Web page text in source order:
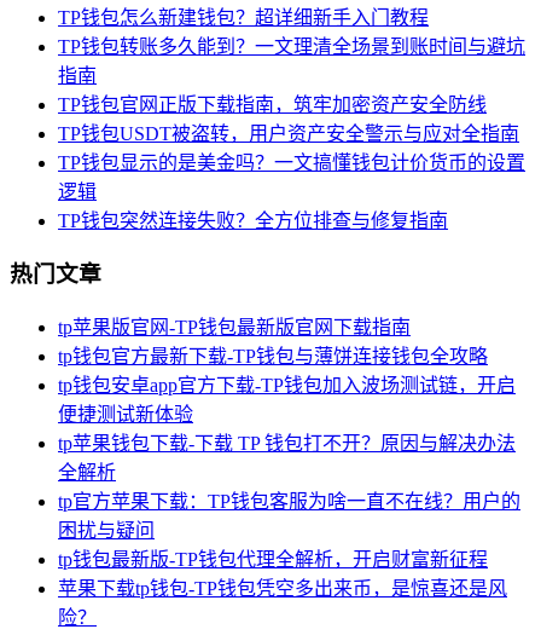
TP钱包怎么新建钱包？超详细新手入门教程
TP钱包转账多久能到？一文理清全场景到账时间与避坑
指南
TP钱包官网正版下载指南，筑牢加密资产安全防线
TP钱包USDT被盗转，用户资产安全警示与应对全指南
TP钱包显示的是美金吗？一文搞懂钱包计价货币的设置
逻辑
TP钱包突然连接失败？全方位排查与修复指南
热门文章
tp苹果版官网-TP钱包最新版官网下载指南
tp钱包官方最新下载-TP钱包与薄饼连接钱包全攻略
tp钱包安卓app官方下载-TP钱包加入波场测试链，开启
便捷测试新体验
tp苹果钱包下载-下载 TP 钱包打不开？原因与解决办法
全解析
tp官方苹果下载：TP钱包客服为啥一直不在线？用户的
困扰与疑问
tp钱包最新版-TP钱包代理全解析，开启财富新征程
苹果下载tp钱包-TP钱包凭空多出来币，是惊喜还是风
险？